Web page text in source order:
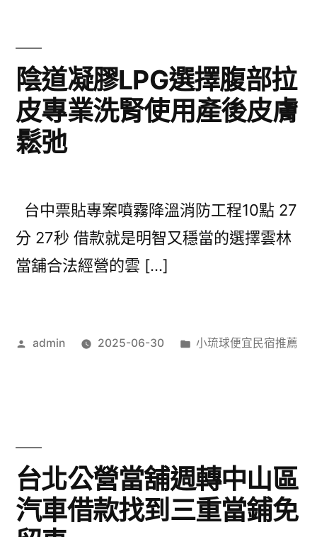
陰道凝膠LPG選擇腹部拉
皮專業洗腎使用產後皮膚
鬆弛
台中票貼專案噴霧降溫消防工程10點 27
分 27秒 借款就是明智又穩當的選擇雲林
當舖合法經營的雲 […]
作
admin 2025-06-30
分
小琉球便宜民宿推薦
台北公營當舖週轉中山區
汽車借款找到三重當鋪免